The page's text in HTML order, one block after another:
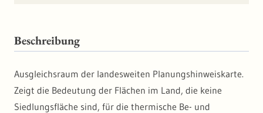
Beschreibung
Ausgleichsraum der landesweiten Planungshinweiskarte.
Zeigt die Bedeutung der Flächen im Land, die keine
Siedlungsfläche sind, für die thermische Be- und